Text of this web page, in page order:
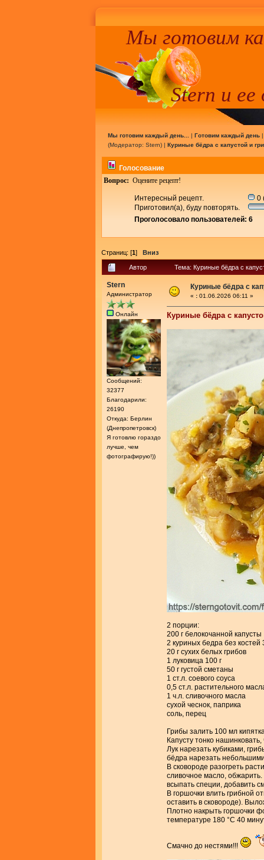
Мы готовим
Stern и ее
Мы готовим каждый день... | Готовим каждый день
(Модератор: Stern) | Куриные бёдра с капустой и
Голосование
Вопрос: Оцените рецепт!
Интересный рецепт.
0
Приготовил(а), буду повторять.
Проголосовало пользователей: 6
Страниц: [1] Вниз
Автор Тема: Куриные бёдра с
Stern
Администратор
Онлайн
Сообщений:
32377
Благодарили:
26190
Откуда: Берлин
(Днепропетровск)
Я готовлю гораздо
лучше, чем
фотографирую!))
Куриные бёдра с
« : 01.06.2026 06:11 »
Куриные бёдра с
2 порции:
200 г белокочанной капусты
2 куриных бедра без костей
20 г сухих белых грибов
1 луковица 100 г
50 г густой сметаны
1 ст.л. соевого соуса
0,5 ст.л. растительного
1 ч.л. сливочного масла
сухой чеснок, паприка
соль, перец
Грибы залить 100 мл
Капусту тонко
Лук нарезать кубиками,
бёдра нарезать
В сковороде разогреть
сливочное масло, обжарить.
всыпать специи, добавить
В горшочки влить грибной
оставить в сковороде).
Плотно накрыть горшочки
температуре 180 °С 40
Смачно до нестями!!!